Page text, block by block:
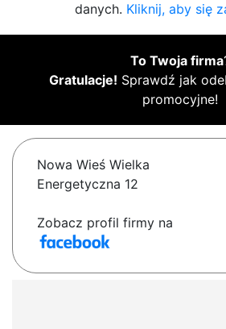
danych. Kliknij, aby się
To Twoja firma
Gratulacje! Sprawdź jak
promocyjne!
Nowa Wieś Wielka
Energetyczna 12
Zobacz profil firmy na